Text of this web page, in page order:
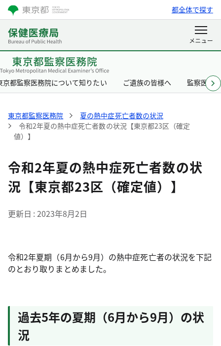
都全体で探す
京都監察医務院について知りたい ご遺族の皆様へ 監察医と
東京都監察医務院
夏の熱中症死亡者数の状況
令和2年夏の熱中症死亡者数の状況【東京都23区（確定
値）】
令和2年夏の熱中症死亡者数の状
況【東京都23区（確定値）】
更新日 2023年8月2日
令和2年夏期（6月から9月）の熱中症死亡者の状況を下記
のとおり取りまとめました。
過去5年の夏期（6月から9月）の状
況